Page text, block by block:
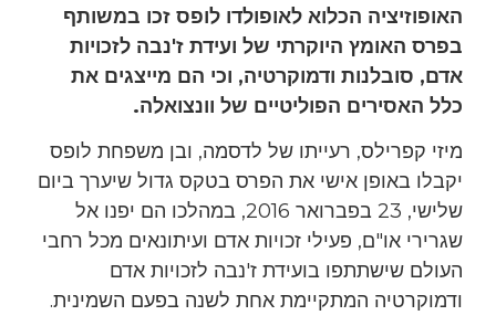
האופוזיציה הכלוא לאופולדו לופס זכו במשותף
בפרס האומץ היוקרתי של ועידת ז'נבה לזכויות
אדם, סובלנות ודמוקרטיה, וכי הם מייצגים את
כלל האסירים הפוליטיים של וונצואלה.
מיזי קפרילס, רעייתו של לדסמה, ובן משפחת לופס
יקבלו באופן אישי את הפרס בטקס גדול שיערך ביום
שלישי, 23 בפברואר 2016, במהלכו הם יפנו אל
שגרירי או"ם, פעילי זכויות אדם ועיתונאים מכל רחבי
העולם שישתתפו בועידת ז'נבה לזכויות אדם
ודמוקרטיה המתקיימת אחת לשנה בפעם השמינית.